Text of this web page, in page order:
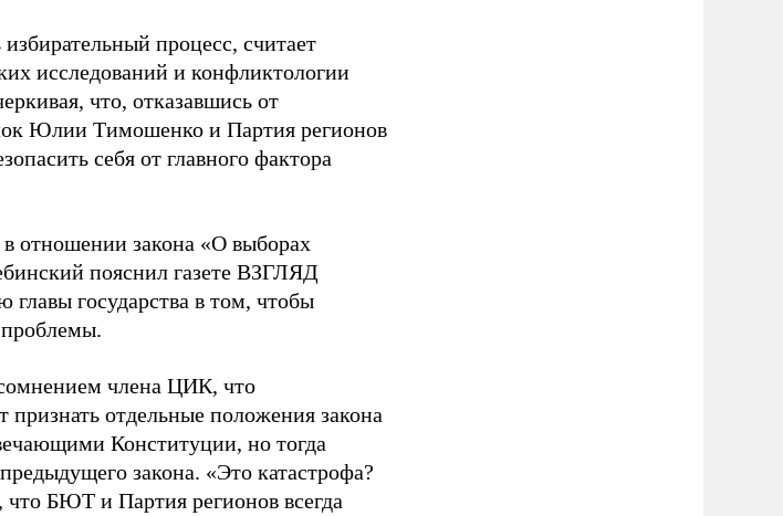
процесс, считает
исследований и конфликтологии
что, отказавшись от
Юлии Тимошенко и Партия регионов
себя от главного фактора
закона «О выборах
пояснил газете ВЗГЛЯД
главы государства в том, чтобы
проблемы.
члена ЦИК, что
отдельные положения закона
Конституции, но тогда
закона. «Это катастрофа?
БЮТ и Партия регионов всегда